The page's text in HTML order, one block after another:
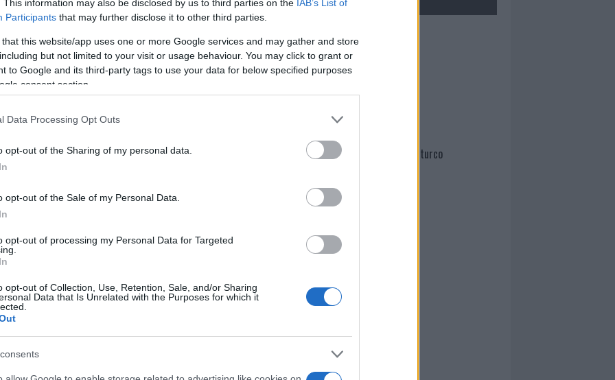
This information may also be disclosed by us to third parties on the IAB’s List of
Participants that may further disclose it to other third parties.
that this website/app uses one or more Google services and may gather and store
but not limited to your visit or usage behaviour. You may click to grant or
to Google and its third-party tags to use your data for below specified purposes
consent section.
Data Processing Opt Outs
opt-out of the Sharing of my personal data.
opt-out of the Sale of my Personal Data.
opt-out of processing my Personal Data for Targeted
opt-out of Collection, Use, Retention, Sale, and/or Sharing
Data that Is Unrelated with the Purposes for which it
quale ha partecipatoAndrea Mura, tra le
è salito sul terzo gradino del podio. بيت واي
nella sezione
Carta Lions Open
Mario Malu
Paolo Pinna
Martina Agostina Diturco